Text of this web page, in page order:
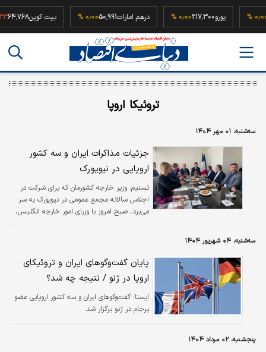
۰٫۰۰ % یورو217,300۰٫۰۰ % درهم امارات50,991۰٫۰۰ % بیت کوین
تروئیکا اروپا
سه‌شنبه، ۰۱ مهر ۱۴۰۴
جزئیات مذاکرات ایران و سه کشور
اروپایی در نیویورک
تسنیم: وزیر خارجه کشورمان که برای شرکت در
اجلاس سالانه مجمع عمومی در نیویورک به سر
می‌برد، صبح امروز با وزرای امور خارجه انگلیس،
سه‌شنبه، ۰۴ شهریور ۱۴۰۴
پایان گفت‌وگوهای ایران و تروئیکای
اروپا در ژنو / نتیجه چه شد؟
ايسنا:گفت‌وگوهای ایران و سه کشور اروپایی عضو
برجام در ژنو برگزار شد.
پنجشنبه، ۰۲ مرداد ۱۴۰۴